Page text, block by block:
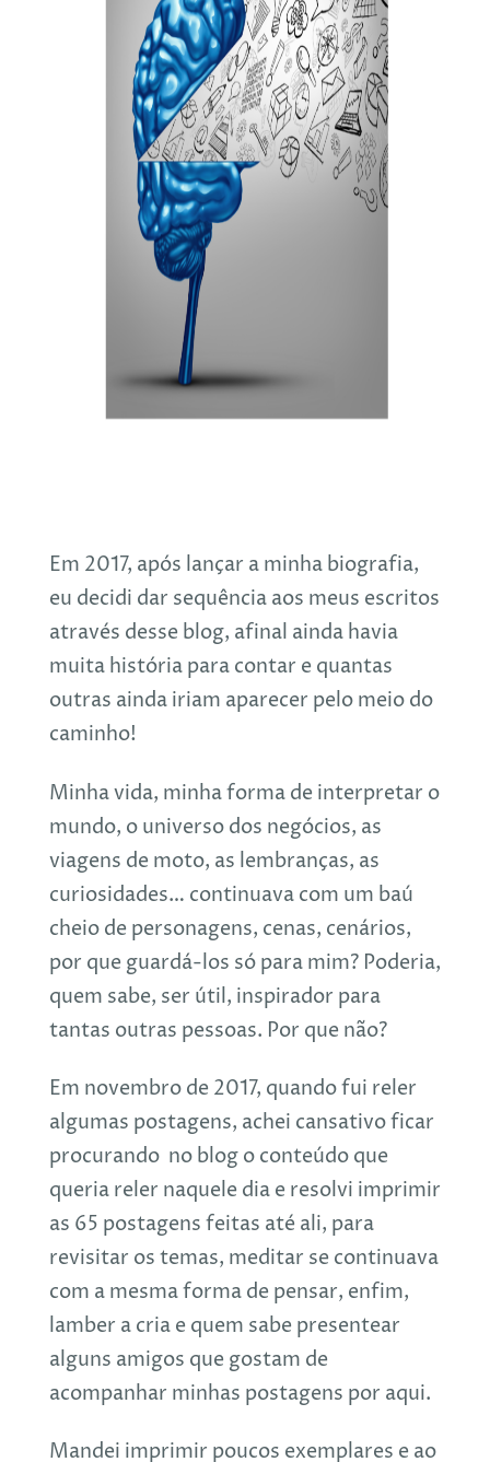
Em 2017, após lançar a minha biografia,
eu decidi dar sequência aos meus escritos
através desse blog, afinal ainda havia
muita história para contar e quantas
outras ainda iriam aparecer pelo meio do
caminho!
Minha vida, minha forma de interpretar o
mundo, o universo dos negócios, as
viagens de moto, as lembranças, as
curiosidades… continuava com um baú
cheio de personagens, cenas, cenários,
por que guardá-los só para mim? Poderia,
quem sabe, ser útil, inspirador para
tantas outras pessoas. Por que não?
Em novembro de 2017, quando fui reler
algumas postagens, achei cansativo ficar
procurando no blog o conteúdo que
queria reler naquele dia e resolvi imprimir
as 65 postagens feitas até ali, para
revisitar os temas, meditar se continuava
com a mesma forma de pensar, enfim,
lamber a cria e quem sabe presentear
alguns amigos que gostam de
acompanhar minhas postagens por aqui.
Mandei imprimir poucos exemplares e ao